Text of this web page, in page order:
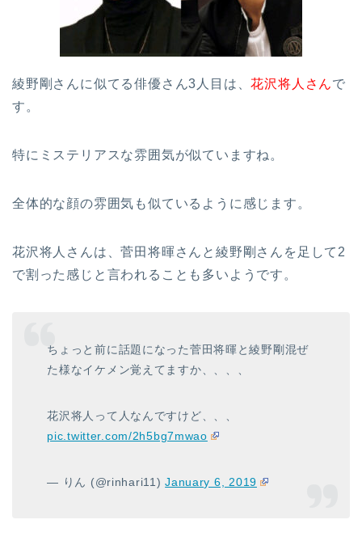
綾野剛さんに似てる俳優さん3人目は、花沢将人さんで
す。
特にミステリアスな雰囲気が似ていますね。
全体的な顔の雰囲気も似ているように感じます。
花沢将人さんは、菅田将暉さんと綾野剛さんを足して2
で割った感じと言われることも多いようです。
ちょっと前に話題になった菅田将暉と綾野剛混ぜ
た様なイケメン覚えてますか、、、、
花沢将人って人なんですけど、、、
pic.twitter.com/2h5bg7mwao
— りん (@rinhari11)January 6, 2019